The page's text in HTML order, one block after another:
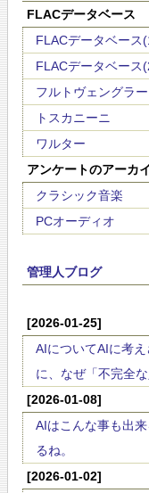
FLACデータベース
FLACデータベース
FLACデータベース
フルトヴェングラー
トスカニーニ
ワルター
アンケートのアーカ
クラシック音楽
PCオーディオ
管理人ブログ
[2026-01-25]
AIについてAIに考
に、なぜ「不完全
[2026-01-08]
AIはこんな事も出
るね。
[2026-01-02]